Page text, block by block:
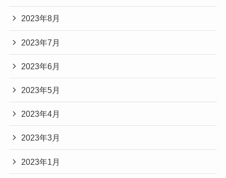
2023年8月
2023年7月
2023年6月
2023年5月
2023年4月
2023年3月
2023年1月